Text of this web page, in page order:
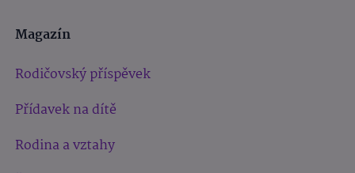
Magazín
Rodičovský příspěvek
Přídavek na dítě
Rodina a vztahy